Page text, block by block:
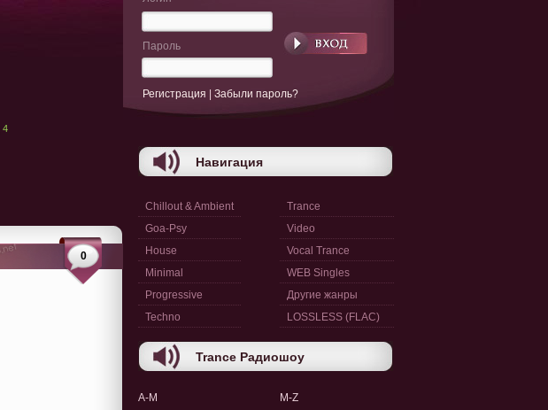
4
0
Пароль
Регистрация Забыли пароль?
Навигация
Chillout & Ambient
Goa-Psy
House
Minimal
Progressive
Techno
Trance
Video
Vocal Trance
WEB Singles
Другие жанры
LOSSLESS (FLAC)
Trance Радиошоу
A-M
M-Z